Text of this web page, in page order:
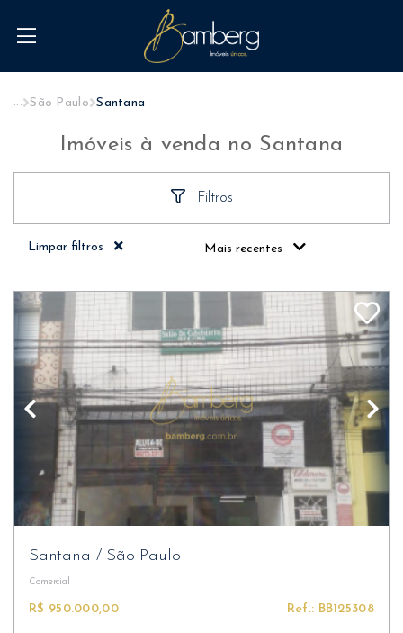
... São Paulo Santana
Imóveis à venda no Santana
Filtros
Limpar filtros Mais recentes
Santana / São Paulo
Comercial
R$ 950.000,00 Ref.: BB125308